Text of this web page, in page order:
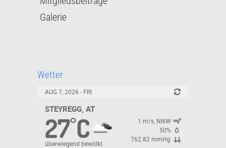
Galerie
Wetter
AUG 7, 2026 - FRI
STEYREGG, AT
27°C
überwiegend bewölkt
1 m/s, NNW
50%
762.82 mmHg